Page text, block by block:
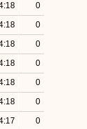
0
0
0
0
0
0
0